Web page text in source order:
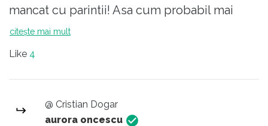
mancat cu parintii! Asa cum probabil mai
faceam si pe vremea studentiei cand nu
ispasesc saptamanal, pot doar sa banuiesc
citește mai mult
Like 4
@ Cristian Dogar
aurora oncescu